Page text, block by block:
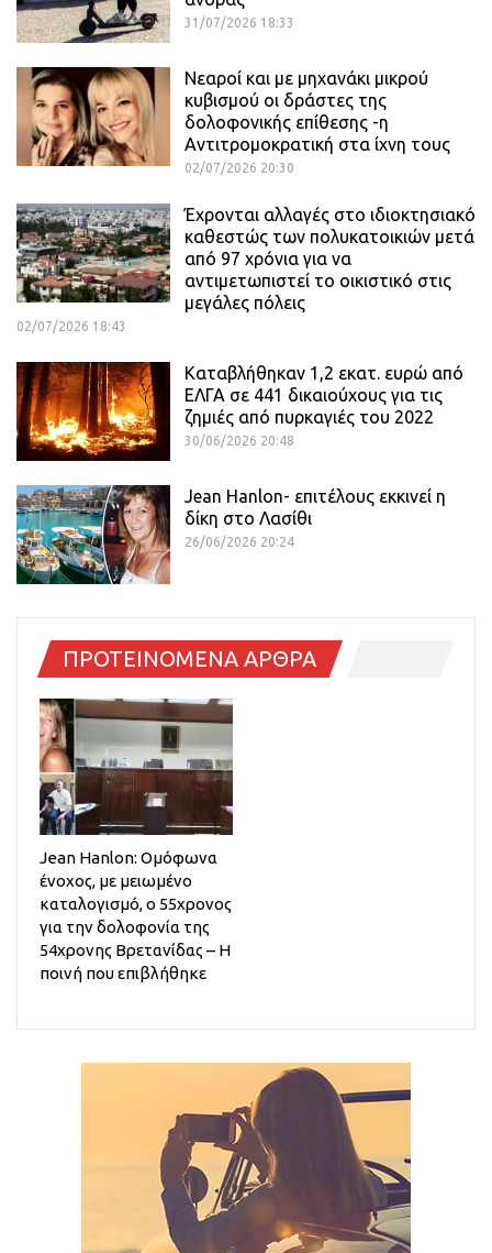
31/07/2026 18:33
Νεαροί και με μηχανάκι μικρού
κυβισμού οι δράστες της
δολοφονικής επίθεσης -η
Αντιτρομοκρατική στα ίχνη τους
02/07/2026 20:30
Έχρονται αλλαγές στο ιδιοκτησιακό
καθεστώς των πολυκατοικιών μετά
από 97 χρόνια για να
αντιμετωπιστεί το οικιστικό στις
μεγάλες πόλεις
02/07/2026 18:43
Καταβλήθηκαν 1,2 εκατ. ευρώ από
ΕΛΓΑ σε 441 δικαιούχους για τις
ζημιές από πυρκαγιές του 2022
30/06/2026 20:48
Jean Hanlon- επιτέλους εκκινεί η
δίκη στο Λασίθι
26/06/2026 20:24
ΠΡΟΤΕΙΝΟΜΕΝΑ ΑΡΘΡΑ
Jean Hanlon: Ομόφωνα
ένοχος, με μειωμένο
καταλογισμό, ο 55χρονος
για την δολοφονία της
54χρονης Βρετανίδας – Η
ποινή που επιβλήθηκε